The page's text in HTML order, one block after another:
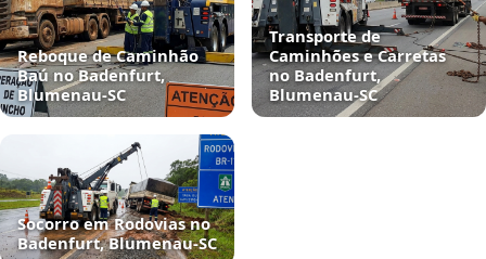
Reboque de Caminhão
Baú no Badenfurt,
Blumenau‑SC
Transporte de
Caminhões e Carretas
no Badenfurt,
Blumenau‑SC
Socorro em Rodovias no
Badenfurt, Blumenau‑SC